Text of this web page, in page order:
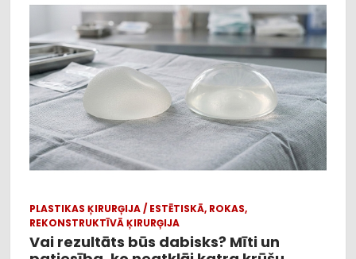
PLASTIKAS ĶIRURĢIJA / ESTĒTISKĀ, ROKAS,
REKONSTRUKTĪVĀ ĶIRURĢIJA
Vai rezultāts būs dabisks? Mīti un